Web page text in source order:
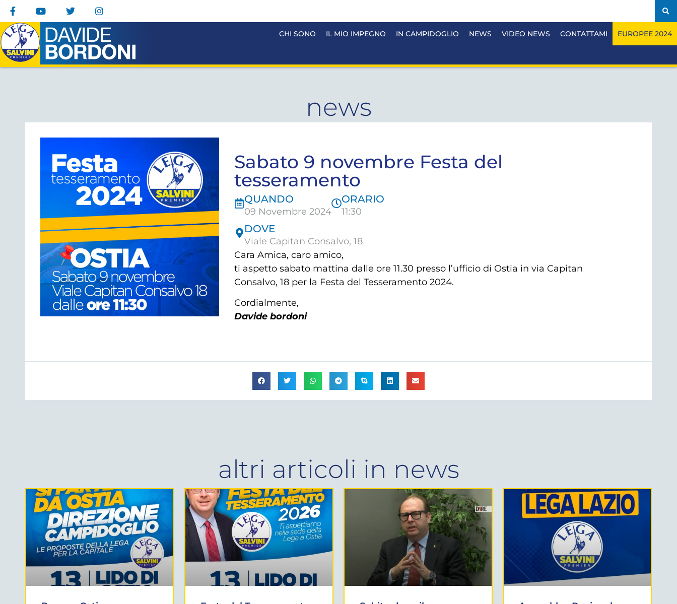
CHI SONO IL MIO IMPEGNO IN CAMPIDOGLIO NEWS VIDEO NEWS CONTATTAMI EUROPEE 2024
news
Sabato 9 novembre Festa del
tesseramento
QUANDO
09 Novembre 2024
ORARIO
11:30
DOVE
Viale Capitan Consalvo, 18
Cara Amica, caro amico,
ti aspetto sabato mattina dalle ore 11.30 presso l’ufficio di Ostia in via Capitan
Consalvo, 18 per la Festa del Tesseramento 2024.
Cordialmente,
Davide bordoni
altri articoli in news